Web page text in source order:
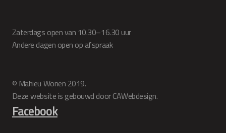
Zaterdags open van 10.30–16.30 uur
Andere dagen open op afspraak
© Mahieu Wonen 2019.
Deze website is gebouwd door CAWebdesign.
Facebook